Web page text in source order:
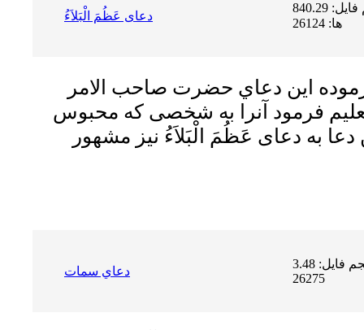
دعاى عَظُمَ الْبَلاَءُ
حجم فایل: 840.29 KB | دریافت
ها: 26124
اين دعاي حضرت صاحب الامر
فرمود آنرا به شخصى كه محبوس
به دعاى عَظُمَ الْبَلاَءُ نيز مشهور
دعاي سمات
حجم فایل: 3.48 MB | دریافت ها:
26275